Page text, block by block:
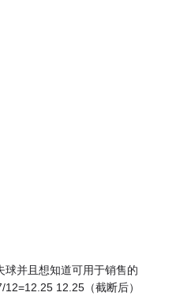
球并且想知道可用于销售的
12.25（截断后）